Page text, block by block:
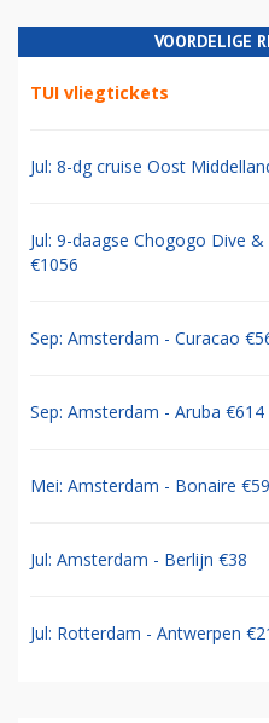
VOORDELIGE
TUI vliegtickets
Jul: 8-dg cruise Oost
Jul: 9-daagse Chogogo Dive
€1056
Sep: Amsterdam - Curacao
Sep: Amsterdam - Aruba €614
Mei: Amsterdam - Bonaire
Jul: Amsterdam - Berlijn €38
Jul: Rotterdam - Antwerpen